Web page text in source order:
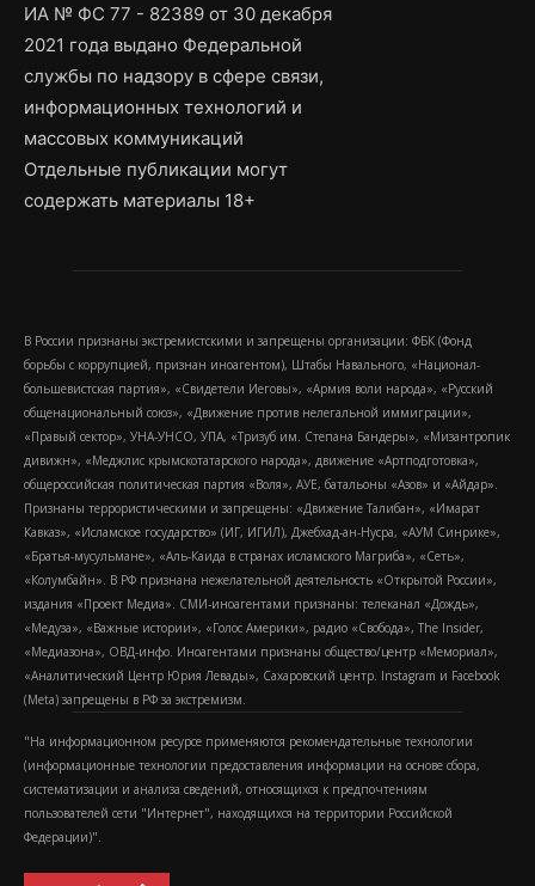
ИА № ФС 77 - 82389 от 30 декабря
2021 года выдано Федеральной
службы по надзору в сфере связи,
информационных технологий и
массовых коммуникаций
Отдельные публикации могут
содержать материалы 18+
В России признаны экстремистскими и запрещены организации: ФБК (Фонд
борьбы с коррупцией, признан иноагентом), Штабы Навального, «Национал-
большевистская партия», «Свидетели Иеговы», «Армия воли народа», «Русский
общенациональный союз», «Движение против нелегальной иммиграции»,
«Правый сектор», УНА-УНСО, УПА, «Тризуб им. Степана Бандеры», «Мизантропик
дивижн», «Меджлис крымскотатарского народа», движение «Артподготовка»,
общероссийская политическая партия «Воля», АУЕ, батальоны «Азов» и «Айдар».
Признаны террористическими и запрещены: «Движение Талибан», «Имарат
Кавказ», «Исламское государство» (ИГ, ИГИЛ), Джебхад-ан-Нусра, «АУМ Синрике»,
«Братья-мусульмане», «Аль-Каида в странах исламского Магриба», «Сеть»,
«Колумбайн». В РФ признана нежелательной деятельность «Открытой России»,
издания «Проект Медиа». СМИ-иноагентами признаны: телеканал «Дождь»,
«Медуза», «Важные истории», «Голос Америки», радио «Свобода», The Insider,
«Медиазона», ОВД-инфо. Иноагентами признаны общество/центр «Мемориал»,
«Аналитический Центр Юрия Левады», Сахаровский центр. Instagram и Facebook
(Metа) запрещены в РФ за экстремизм.
"На информационном ресурсе применяются рекомендательные технологии
(информационные технологии предоставления информации на основе сбора,
систематизации и анализа сведений, относящихся к предпочтениям
пользователей сети "Интернет", находящихся на территории Российской
Федерации)".